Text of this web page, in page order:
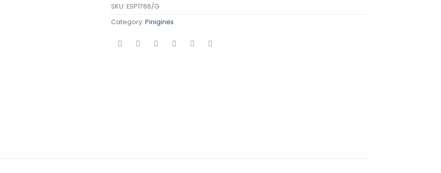
SKU: ESP1766/G
Category: Piniginės